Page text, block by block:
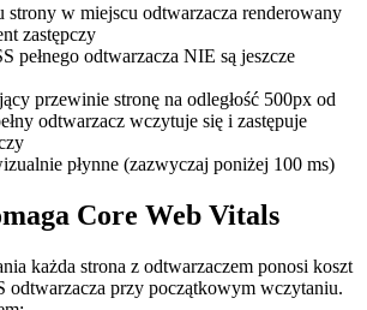
strony w miejscu odtwarzacza renderowany
zastępczy
pełnego odtwarzacza NIE są jeszcze
przewinie stronę na odległość 500px od
odtwarzacz wczytuje się i zastępuje
płynne (zazwyczaj poniżej 100 ms)
Core Web Vitals
każda strona z odtwarzaczem ponosi koszt
odtwarzacza przy początkowym wczytaniu.